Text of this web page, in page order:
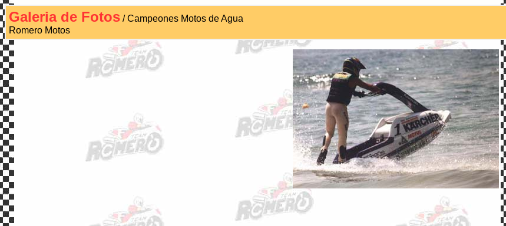
Galeria de Fotos / Campeones Motos de Agua
Romero Motos